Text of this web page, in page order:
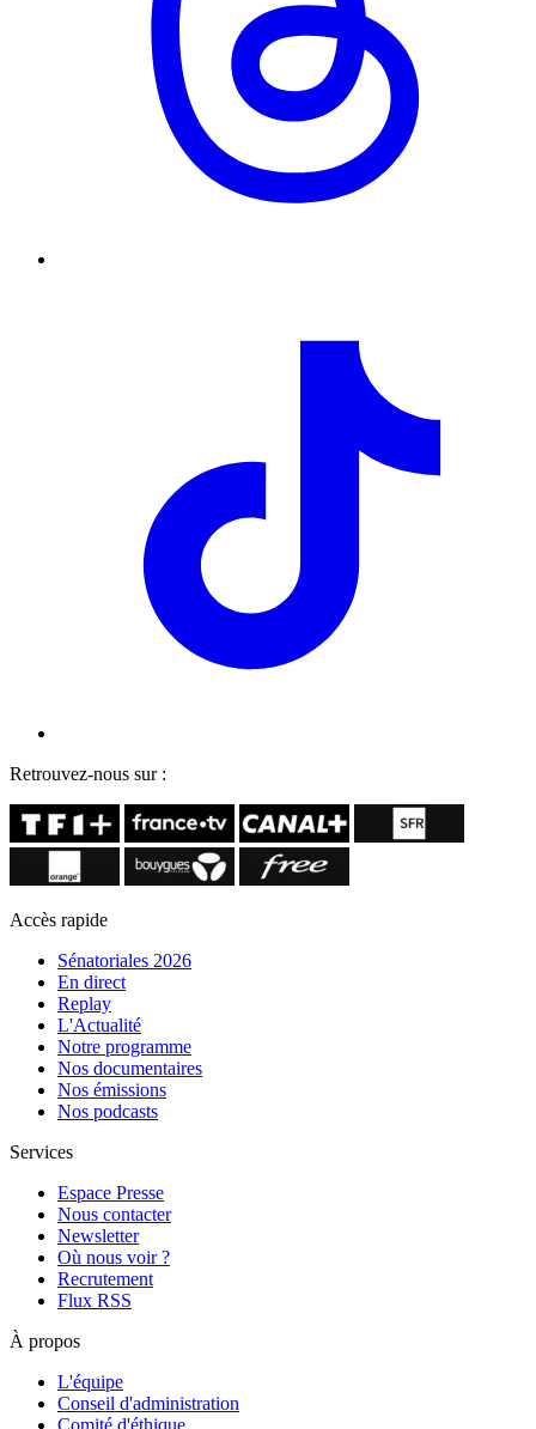
Retrouvez-nous sur :
Accès rapide
Sénatoriales 2026
En direct
Replay
L'Actualité
Notre programme
Nos documentaires
Nos émissions
Nos podcasts
Services
Espace Presse
Nous contacter
Newsletter
Où nous voir ?
Recrutement
Flux RSS
À propos
L'équipe
Conseil d'administration